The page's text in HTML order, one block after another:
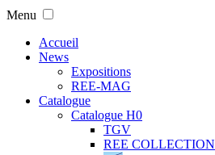
Menu
Accueil
News
Expositions
REE-MAG
Catalogue
Catalogue H0
TGV
REE COLLECTION